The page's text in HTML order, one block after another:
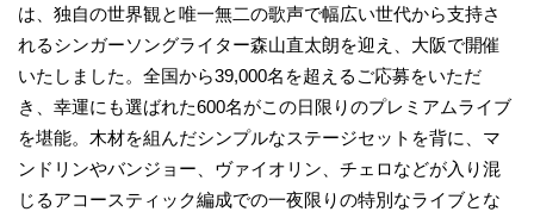
は、独自の世界観と唯一無二の歌声で幅広い世代から支持さ
れるシンガーソングライター森山直太朗を迎え、大阪で開催
いたしました。全国から39,000名を超えるご応募をいただ
き、幸運にも選ばれた600名がこの日限りのプレミアムライブ
を堪能。木材を組んだシンプルなステージセットを背に、マ
ンドリンやバンジョー、ヴァイオリン、チェロなどが入り混
じるアコースティック編成での一夜限りの特別なライブとな